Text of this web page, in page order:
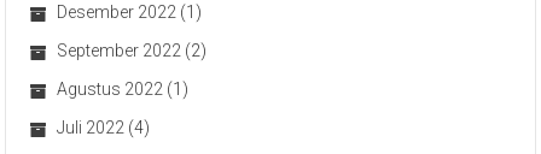
Desember 2022 (1)
September 2022 (2)
Agustus 2022 (1)
Juli 2022 (4)